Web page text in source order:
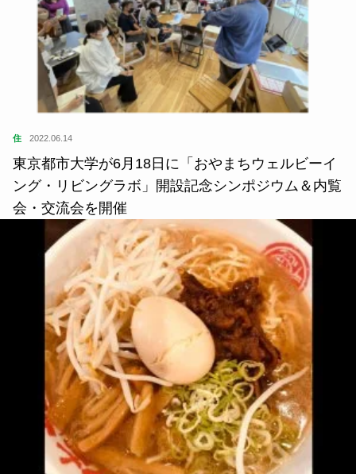
住 2022.06.14
東京都市大学が6月18日に「おやまちウェルビーイ
ング・リビングラボ」開設記念シンポジウム＆内覧
会・交流会を開催